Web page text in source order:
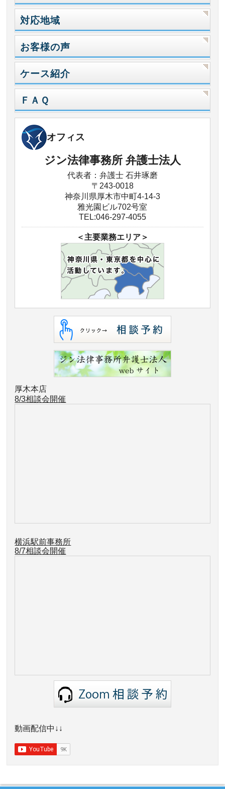
対応地域
お客様の声
ケース紹介
ＦＡＱ
オフィス
ジン法律事務所 弁護士法人
代表者：弁護士 石井琢磨
〒243-0018
神奈川県厚木市中町4-14-3
雅光園ビル702号室
TEL:046-297-4055
＜主要業務エリア＞
厚木本店
8/3相談会開催
横浜駅前事務所
8/7相談会開催
動画配信中↓↓